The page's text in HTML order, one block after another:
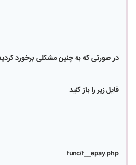
در صورتی که به چنین مشکلی برخورد کردید
فایل زیر را باز کنید
func/f__epay.php